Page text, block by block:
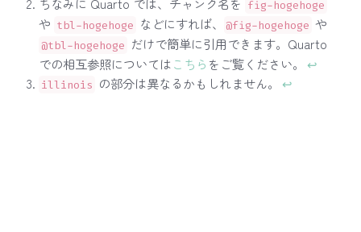
fig-hogehoge
や tbl-hogehoge などにすれば、 @fig-hogehoge や
@tbl-hogehoge だけで簡単に引用できます。Quarto
での相互参照についてはこちら をご覧ください。 ↩︎
illinois の部分は異なるかもしれません。 ↩︎